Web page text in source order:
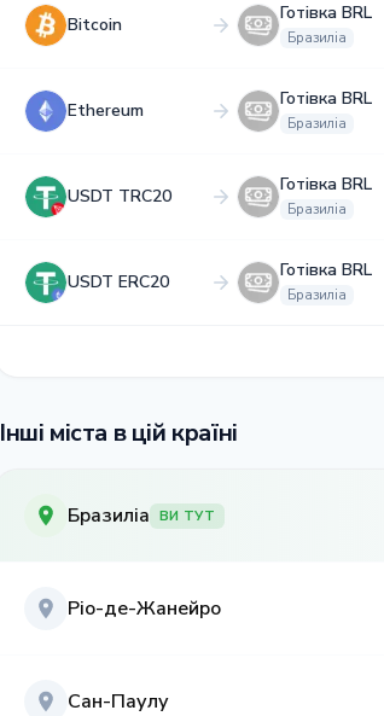
Bitcoin
Готівка BRL
Бразиліа
Ethereum
Готівка BRL
Бразиліа
USDT TRC20
Готівка BRL
Бразиліа
USDT ERC20
Готівка BRL
Бразиліа
Інші міста в цій країні
Бразиліа ВИ ТУТ
Ріо-де-Жанейро
Сан-Паулу